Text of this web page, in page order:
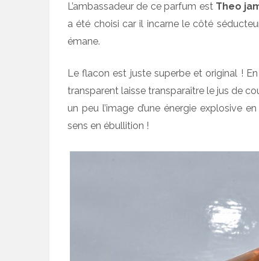
L’ambassadeur de ce parfum est Theo
a été choisi car il incarne le côté
émane.
Le flacon est juste superbe et original !
transparent laisse transparaître le jus de
un peu l’image d’une énergie explosive
sens en ébullition !